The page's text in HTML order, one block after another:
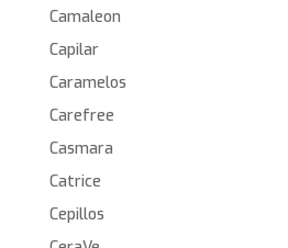
Camaleon
Capilar
Caramelos
Carefree
Casmara
Catrice
Cepillos